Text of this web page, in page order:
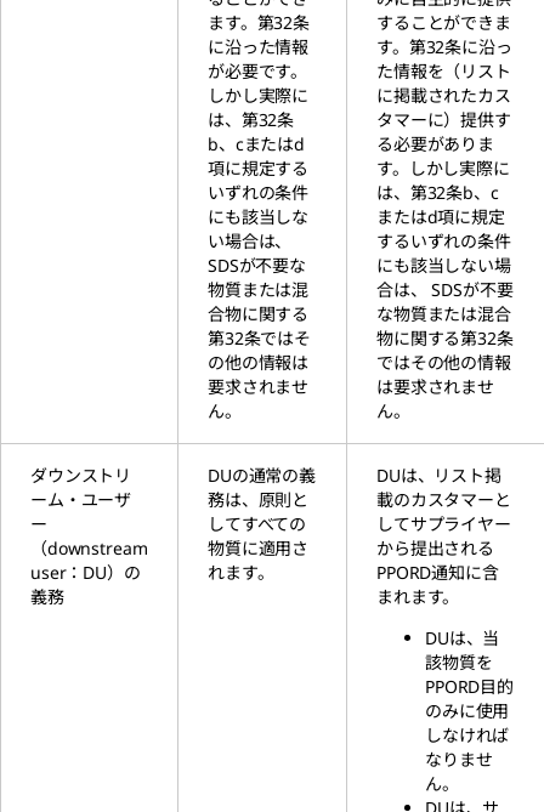
ます。第32条
に沿った情報
が必要です。
しかし実際に
は、第32条
b、cまたはd
項に規定する
いずれの条件
にも該当しな
い場合は、
SDSが不要な
物質または混
合物に関する
第32条ではそ
の他の情報は
要求されませ
ん。
することができま
す。第32条に沿っ
た情報を（リスト
に掲載されたカス
タマーに）提供す
る必要がありま
す。しかし実際に
は、第32条b、c
またはd項に規定
するいずれの条件
にも該当しない場
合は、 SDSが不要
な物質または混合
物に関する第32条
ではその他の情報
は要求されませ
ん。
ダウンストリ
ーム・ユーザ
ー
（downstream
user：DU）の
義務
DUの通常の義
務は、原則と
してすべての
物質に適用さ
れます。
DUは、リスト掲
載のカスタマーと
してサプライヤー
から提出される
PPORD通知に含
まれます。
DUは、当
該物質を
PPORD目的
のみに使用
しなければ
なりませ
ん。